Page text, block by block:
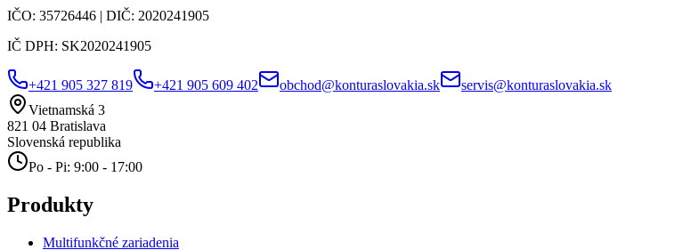
IČO: 35726446 | DIČ: 2020241905
IČ DPH: SK2020241905
+421 905 327 819 +421 905 609 402 obchod@konturaslovakia.sk
servis@konturaslovakia.sk
Vietnamská 3
821 04 Bratislava
Slovenská republika
Po - Pi: 9:00 - 17:00
Produkty
Multifunkčné zariadenia